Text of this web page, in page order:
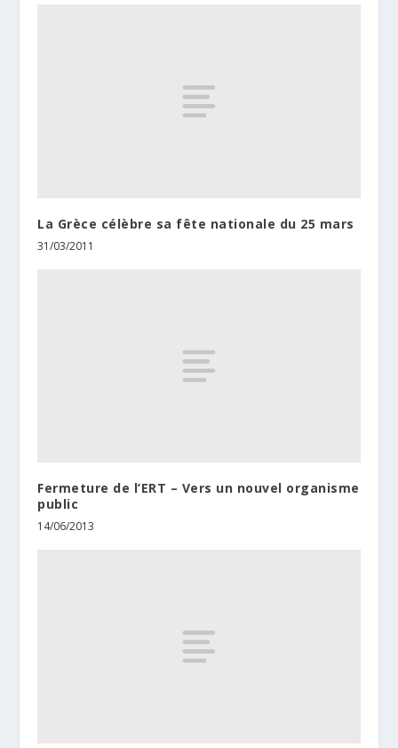
La Grèce célèbre sa fête nationale du 25 mars
31/03/2011
Fermeture de l’ERT – Vers un nouvel organisme
public
14/06/2013